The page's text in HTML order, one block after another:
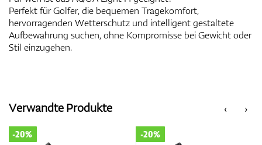
Perfekt für Golfer, die bequemen Tragekomfort,
hervorragenden Wetterschutz und intelligent gestaltete
Aufbewahrung suchen, ohne Kompromisse bei Gewicht oder
Stil einzugehen.
‹
Verwandte Produkte ›
-20% -20%